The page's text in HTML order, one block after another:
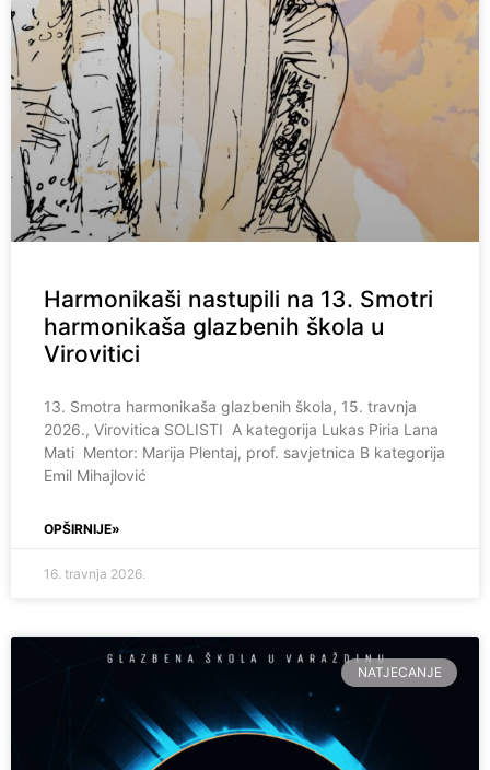
Harmonikaši nastupili na 13. Smotri
harmonikaša glazbenih škola u
Virovitici
13. Smotra harmonikaša glazbenih škola, 15. travnja
2026., Virovitica SOLISTI A kategorija Lukas Piria Lana
Mati Mentor: Marija Plentaj, prof. savjetnica B kategorija
Emil Mihajlović
OPŠIRNIJE»
16. travnja 2026.
NATJECANJE